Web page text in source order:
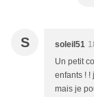
S soleil51
Un petit
enfants ! !
mais je